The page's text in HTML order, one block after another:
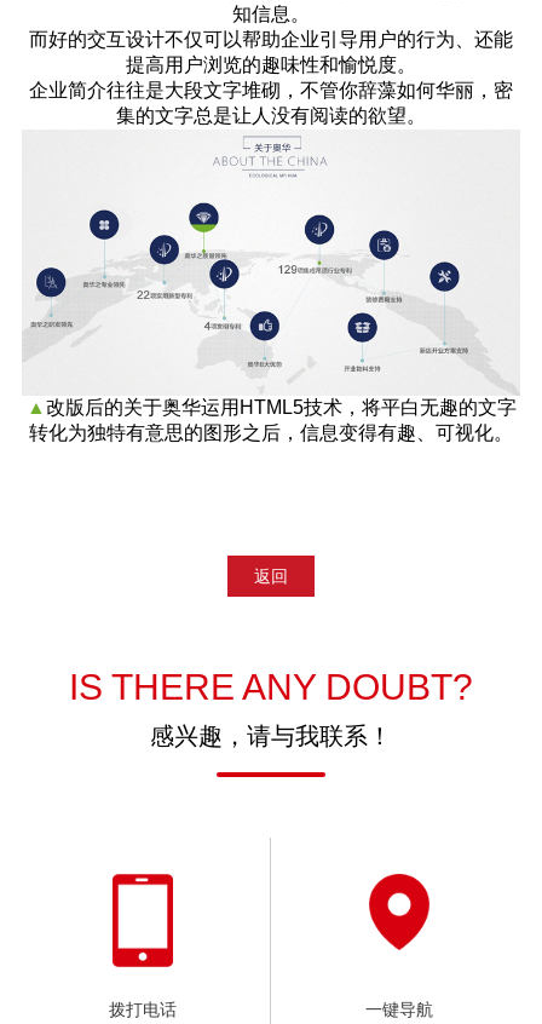
知信息。
而好的交互设计不仅可以帮助企业引导用户的行为、还能
提高用户浏览的趣味性和愉悦度。
企业简介往往是大段文字堆砌，不管你辞藻如何华丽，密
集的文字总是让人没有阅读的欲望。
▲ 改版后的关于奥华运用 HTML5技术，将平白无趣的文字
转化为独特有意思的图形之后，信息变得有趣、可视化。
返回
IS THERE ANY DOUBT?
感兴趣，请与我联系！
拨打电话 一键导航